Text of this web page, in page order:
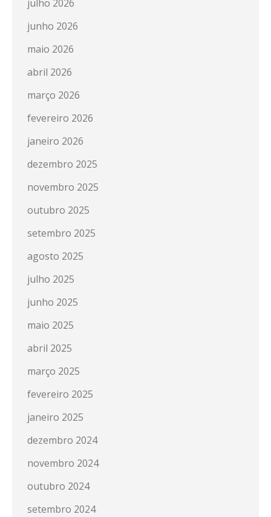
julho 2026
junho 2026
maio 2026
abril 2026
março 2026
fevereiro 2026
janeiro 2026
dezembro 2025
novembro 2025
outubro 2025
setembro 2025
agosto 2025
julho 2025
junho 2025
maio 2025
abril 2025
março 2025
fevereiro 2025
janeiro 2025
dezembro 2024
novembro 2024
outubro 2024
setembro 2024